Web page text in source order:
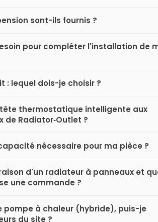
sont-ils fournis ?
pour compléter l'installation de
: lequel dois-je choisir ?
thermostatique intelligente aux
de Radiator‑Outlet ?
nécessaire pour ma pièce ?
d'un radiateur à panneaux et
une commande ?
pompe à chaleur (hybride), puis-je
du site ?